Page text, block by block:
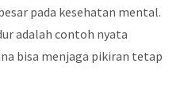
pada kesehatan mental.
adalah contoh nyata
bisa menjaga pikiran tetap